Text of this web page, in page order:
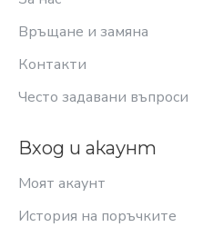
Връщане и замяна
Контакти
Често задавани въпроси
Вход и акаунт
Моят акаунт
История на поръчките